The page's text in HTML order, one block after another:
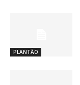
PLANTÃO